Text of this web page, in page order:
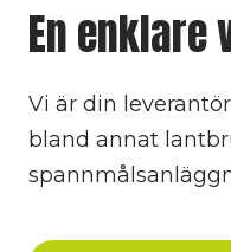
En enklare
Vi är din
bland annat